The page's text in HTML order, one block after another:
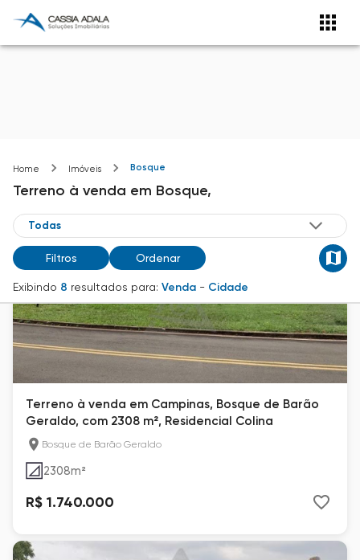
Home Imóveis Bosque
Terreno à venda em Bosque,
Filtros Ordenar
Exibindo 8 resultados para: Venda - Cidade
Terreno à venda em Campinas, Bosque de Barão
Geraldo, com 2308 m², Residencial Colina
Bosque de Barão Geraldo
2308m²
R$ 1.740.000